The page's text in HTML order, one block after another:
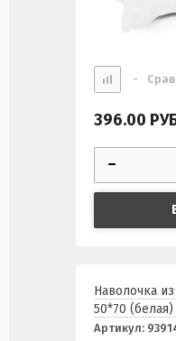
-
396.00
Наволочка
50*70
Артикул: